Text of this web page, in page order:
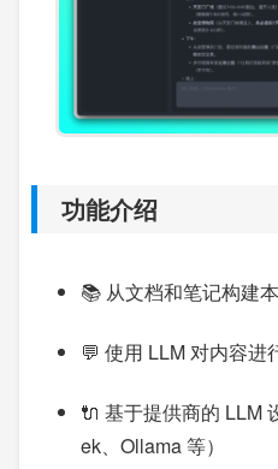
功能介绍
📚 从文档和笔记构建
💬 使用 LLM 对内容进
🔌 基于提供商的 LLM
ek、Ollama 等）